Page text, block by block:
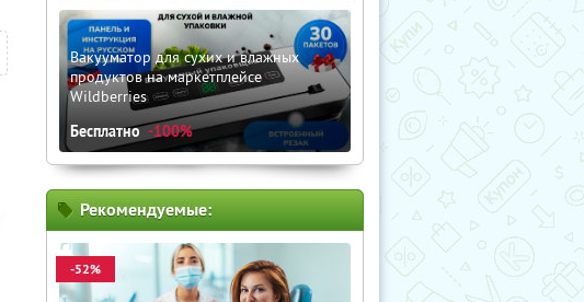
Вакууматор для сухих и влажных
продуктов на маркетплейсе
Wildberries
Бесплатно -100%
Рекомендуемые:
-52%